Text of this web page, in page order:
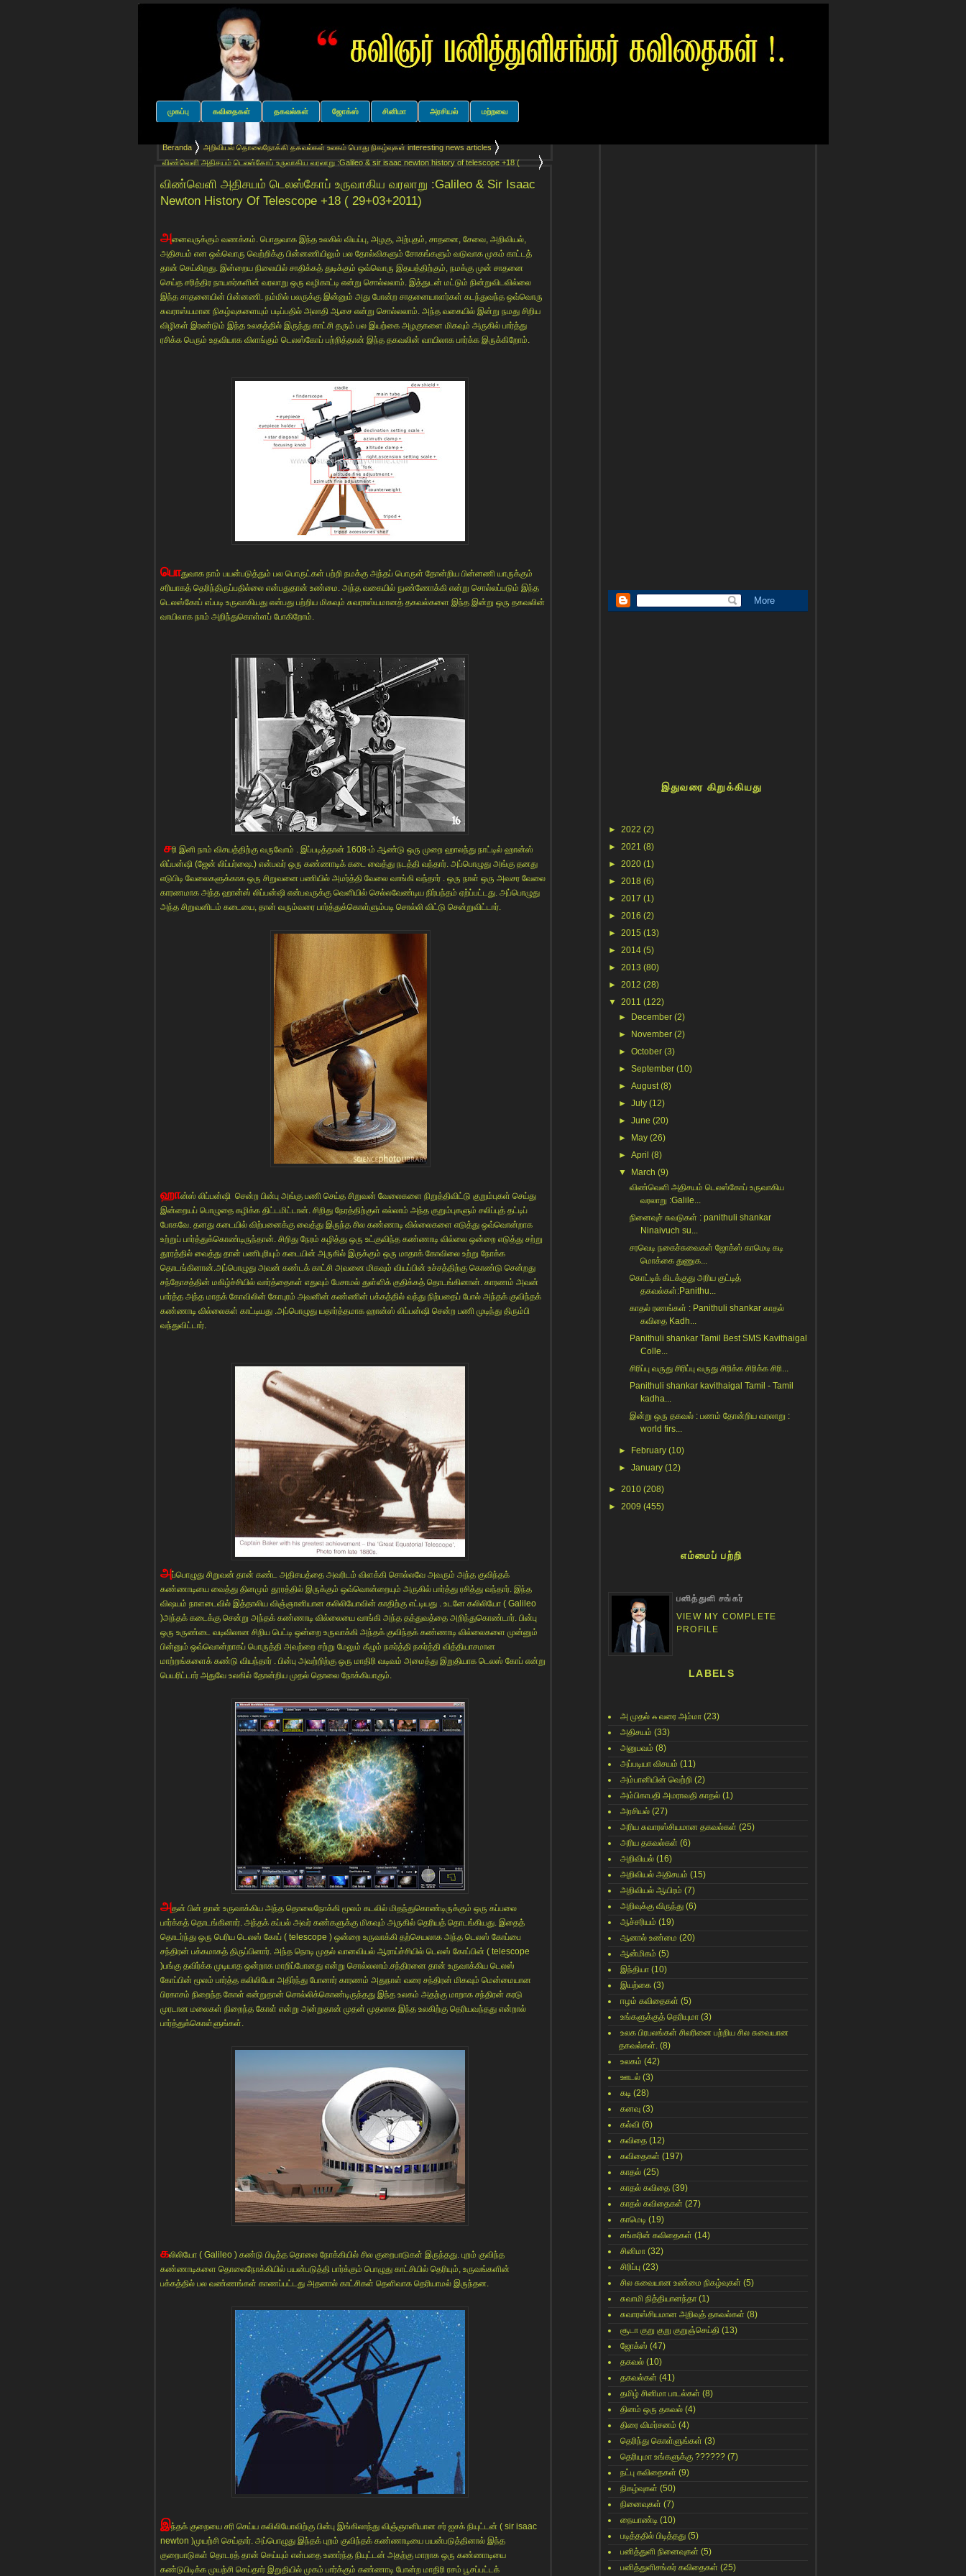
முகப்பு கவிதைகள் தகவல்கள் ஜோக்ஸ் சினிமா அரசியல் மற்றவை
Beranda
அறிவியல் தொலைநோக்கி தகவல்கள் உலகம் பொது நிகழ்வுகள் interesting news articles
விண்வெளி அதிசயம் டெலஸ்கோப் உருவாகிய வரலாறு :Galileo & sir isaac newton history of telescope +18 (
29+03+2011)
விண்வெளி அதிசயம் டெலஸ்கோப் உருவாகிய வரலாறு :Galileo & Sir Isaac
Newton History Of Telescope +18 ( 29+03+2011)
அனைவருக்கும் வணக்கம். பொதுவாக இந்த உலகில் வியப்பு, அழகு, அற்புதம், சாதனை, சேவை, அறிவியல்,
அதிசயம் என ஒவ்வொரு வெற்றிக்கு பின்னணியிலும் பல தோல்விகளும் சோகங்களும் வடுவாக முகம் காட்டத்
தான் செய்கிறது. இன்றைய நிலையில் சாதிக்கத் துடிக்கும் ஒவ்வொரு இதயத்திற்கும், நமக்கு முன் சாதனை
செய்த சரித்திர நாயகர்களின் வரலாறு ஒரு வழிகாட்டி என்று சொல்லலாம். இத்துடன் மட்டும் நின்றுவிடவில்லை
இந்த சாதனையின் பின்னணி. நம்மில் பலருக்கு இன்னும் அது போன்ற சாதனையாளர்கள் கடந்துவந்த ஒவ்வொரு
சுவராஸ்யமான நிகழ்வுகளையும் படிப்பதில் அலாதி ஆசை என்று சொல்லலாம். அந்த வகையில் இன்று நமது சிறிய
விழிகள் இரண்டும் இந்த உலகத்தில் இருந்து காட்சி தரும் பல இயற்கை அழகுகளை மிகவும் அருகில் பார்த்து
ரசிக்க பெரும் உதவியாக விளங்கும் டெலஸ்கோப் பற்றித்தான் இந்த தகவலின் வாயிலாக பார்க்க இருக்கிறோம்.
பொதுவாக நாம் பயன்படுத்தும் பல பொருட்கள் பற்றி நமக்கு அந்தப் பொருள் தோன்றிய பின்னணி யாருக்கும்
சரியாகத் தெரிந்திருப்பதில்லை என்பதுதான் உண்மை. அந்த வகையில் நுண்ணோக்கி என்று சொல்லப்படும் இந்த
டெலஸ்கோப் எப்படி உருவாகியது என்பது பற்றிய மிகவும் சுவராஸ்யமானத் தகவல்களை இந்த இன்று ஒரு தகவலின்
வாயிலாக நாம் அறிந்துகொள்ளப் போகிறோம்.
சரி இனி நாம் விசயத்திற்கு வருவோம் . இப்படித்தான் 1608-ம் ஆண்டு ஒரு முறை ஹாலந்து நாட்டில் ஹான்ஸ்
லிப்பன்ஷி (ஜேன் லிப்பர்ஷை.) என்பவர் ஒரு கண்ணாடிக் கடை வைத்து நடத்தி வந்தார். அப்பொழுது அங்கு தனது
எடுபிடி வேலைகளுக்காக ஒரு சிறுவனை பணியில் அமர்த்தி வேலை வாங்கி வந்தார் . ஒரு நாள் ஒரு அவசர வேலை
காரணமாக அந்த ஹான்ஸ் லிப்பன்ஷி என்பவருக்கு வெளியில் செல்லவேண்டிய நிர்பந்தம் ஏற்ப்பட்டது. அப்பொழுது
அந்த சிறுவனிடம் கடையை, தான் வரும்வரை பார்த்துக்கொள்ளும்படி சொல்லி விட்டு சென்றுவிட்டார்.
ஹான்ஸ் லிப்பன்ஷி சென்ற பின்பு அங்கு பணி செய்த சிறுவன் வேலைகளை நிறுத்திவிட்டு குறும்புகள் செய்து
இன்றையப் பொழுதை கழிக்க திட்டமிட்டான். சிறிது நேரத்திற்குள் எல்லாம் அந்த குறும்புகளும் சலிப்புத் தட்டிப்
போகவே. தனது கடையில் விற்பனைக்கு வைத்து இருந்த சில கண்ணாடி வில்லைகளை எடுத்து ஒவ்வொன்றாக
உற்றுப் பார்த்துக்கொண்டிருந்தான். சிறிது நேரம் கழித்து ஒரு உட்குவிந்த கண்ணாடி வில்லை ஒன்றை எடுத்து சற்று
தூரத்தில் வைத்து தான் பணிபுரியும் கடையின் அருகில் இருக்கும் ஒரு மாதாக் கோவிலை உற்று நோக்க
தொடங்கினான்.அப்பொழுது அவன் கண்டக் காட்சி அவனை மிகவும் வியப்பின் உச்சத்திற்கு கொண்டு சென்றது
சந்தோசத்தின் மகிழ்ச்சியில் வார்த்தைகள் எதுவும் பேசாமல் துள்ளிக் குதிக்கத் தொடங்கினான். காரணம் அவன்
பார்த்த அந்த மாதக் கோவிலின் கோபுரம் அவனின் கண்ணின் பக்கத்தில் வந்து நிற்பதைப் போல் அந்தக் குவிந்தக்
கண்ணாடி வில்லைகள் காட்டியது .அப்பொழுது யதார்த்தமாக ஹான்ஸ் லிப்பன்ஷி சென்ற பணி முடிந்து திரும்பி
வந்துவிட்டார்.
அப்பொழுது சிறுவன் தான் கண்ட அதிசயத்தை அவரிடம் விளக்கி சொல்லவே அவரும் அந்த குவிந்தக்
கண்ணாடியை வைத்து தினமும் தூரத்தில் இருக்கும் ஒவ்வொன்றையும் அருகில் பார்த்து ரசித்து வந்தார். இந்த
விஷயம் நாளடைவில் இத்தாலிய விஞ்ஞானியான கலிலியோவின் காதிற்கு எட்டியது . உடனே கலிலியோ ( Galileo
)அந்தக் கடைக்கு சென்று அந்தக் கண்ணாடி வில்லையை வாங்கி அந்த தத்துவத்தை அறிந்துகொண்டார். பின்பு
ஒரு உருண்டை வடிவிலான சிறிய பெட்டி ஒன்றை உருவாக்கி அந்தக் குவிந்தக் கண்ணாடி வில்லைகளை முன்னும்
பின்னும் ஒவ்வொன்றாகப் பொருத்தி அவற்றை சற்று மேலும் கீழும் நகர்த்தி நகர்த்தி வித்தியாசமான
மாற்றங்களைக் கண்டு வியந்தார் . பின்பு அவற்றிற்கு ஒரு மாதிரி வடிவம் அமைத்து இறுதியாக டெலஸ் கோப் என்று
பெயரிட்டார் அதுவே உலகில் தோன்றிய முதல் தொலை நோக்கியாகும்.
அதன் பின் தான் உருவாக்கிய அந்த தொலைநோக்கி மூலம் கடலில் மிதந்துகொண்டிருக்கும் ஒரு கப்பலை
பார்க்கத் தொடங்கினார். அந்தக் கப்பல் அவர் கண்களுக்கு மிகவும் அருகில் தெரியத் தொடங்கியது. இதைத்
தொடர்ந்து ஒரு பெரிய டெலஸ் கோப் ( telescope ) ஒன்றை உருவாக்கி தற்செயலாக அந்த டெலஸ் கோப்பை
சந்திரன் பக்கமாகத் திருப்பினார். அந்த நொடி முதல் வானவியல் ஆராய்ச்சியில் டெலஸ் கோப்பின் ( telescope
)பங்கு தவிர்க்க முடியாத ஒன்றாக மாறிப்போனது என்று சொல்லலாம்.சந்திரனை தான் உருவாக்கிய டெலஸ்
கோப்பின் மூலம் பார்த்த கலிலியோ அதிர்ந்து போனார் காரணம் அதுநாள் வரை சந்திரன் மிகவும் மென்மையான
பிரகாசம் நிறைந்த கோள் என்றுதான் சொல்லிக்கொண்டிருந்தது இந்த உலகம் அதற்கு மாறாக சந்திரன் கரடு
முரடான மலைகள் நிறைந்த கோள் என்று அன்றுதான் முதன் முதலாக இந்த உலகிற்கு தெரியவந்தது என்றால்
பார்த்துக்கொள்ளுங்கள்.
கலிலியோ ( Galileo ) கண்டு பிடித்த தொலை நோக்கியில் சில குறைபாடுகள் இருந்தது. புறம் குவிந்த
கண்ணாடிகளை தொலைநோக்கியில் பயன்படுத்தி பார்க்கும் பொழுது காட்சியில் தெரியும், உருவங்களின்
பக்கத்தில் பல வண்ணங்கள் காணப்பட்டது அதனால் காட்சிகள் தெளிவாக தெரியாமல் இருந்தன.
இந்தக் குறையை சரி செய்ய கலிலியோவிற்கு பின்பு இங்கிலாந்து விஞ்ஞானியான சர் ஐசக் நியுட்டன் ( sir isaac
newton )முயற்சி செய்தார். அப்பொழுது இந்தக் புறம் குவிந்தக் கண்ணாடியை பயன்படுத்தினால் இந்த
குறைபாடுகள் தொடரத் தான் செய்யும் என்பதை உணர்ந்த நியுட்டன் அதற்கு மாறாக ஒரு கண்ணாடியை
கண்டுபிடிக்க முயற்சி செய்தார் இறுதியில் முகம் பார்க்கும் கண்ணாடி போன்ற மாதிரி ரசம் பூசப்பட்டக்
இதுவரை கிறுக்கியது
► 2022 (2)
► 2021 (8)
► 2020 (1)
► 2018 (6)
► 2017 (1)
► 2016 (2)
► 2015 (13)
► 2014 (5)
► 2013 (80)
► 2012 (28)
▼ 2011 (122)
►
December (2)
►
November (2)
►October (3)
►September (10)
►August (8)
►July (12)
►June (20)
►
May (26)
►April (8)
▼
March (9)
விண்வெளி அதிசயம் டெலஸ்கோப் உருவாகிய
வரலாறு :Galile...
நினைவுச் சுவடுகள் : panithuli shankar
Ninaivuch su...
சரவெடி நகைச்சுவைகள் ஜோக்ஸ் காமெடி கடி
மொக்கை துணுக...
கொட்டிக் கிடக்குது அரிய குட்டித்
தகவல்கள்:Panithu...
காதல் ரணங்கள் : Panithuli shankar காதல்
கவிதை Kadh...
Panithuli shankar Tamil Best SMS Kavithaigal
Colle...
சிரிப்பு வருது சிரிப்பு வருது சிரிக்க சிரிக்க சிரி...
Panithuli shankar kavithaigal Tamil - Tamil
kadha...
இன்று ஒரு தகவல் : பணம் தோன்றிய வரலாறு :
world firs...
► February (10)
►January (12)
► 2010 (208)
► 2009 (455)
எம்மைப் பற்றி
பனித்துளி சங்கர்
VIEW MY COMPLETE
PROFILE
LABELS
அ முதல் ஃ வரை அம்மா (23)
அதிசயம் (33)
அனுபவம் (8)
அப்படியா விசயம் (11)
அம்பானியின் வெற்றி (2)
அம்பிகாபதி அமராவதி காதல் (1)
அரசியல் (27)
அரிய சுவாரஸ்சியமான தகவல்கள் (25)
அரிய தகவல்கள் (6)
அறிவியல் (16)
அறிவியல் அதிசயம் (15)
அறிவியல் ஆயிரம் (7)
அறிவுக்கு விருந்து (6)
ஆச்சரியம் (19)
ஆனால் உண்மை (20)
ஆன்மிகம் (5)
இந்தியா (10)
இயற்கை (3)
ஈழம் கவிதைகள் (5)
உங்களுக்குத் தெரியுமா (3)
உலக பிரபலங்கள் சிலரினை பற்றிய சில சுவையான
தகவல்கள். (8)
உலகம் (42)
ஊடல் (3)
கடி (28)
கனவு (3)
கல்வி (6)
கவிதை (12)
கவிதைகள் (197)
காதல் (25)
காதல் கவிதை (39)
காதல் கவிதைகள் (27)
காமெடி (19)
சங்கரின் கவிதைகள் (14)
சினிமா (32)
சிரிப்பு (23)
சில சுவையான உண்மை நிகழ்வுகள் (5)
சுவாமி நித்தியானந்தா (1)
சுவாரஸ்சியமான அறிவுத் தகவல்கள் (8)
சூடா குறு குறு குறுஞ்செய்தி (13)
ஜோக்ஸ் (47)
தகவல் (10)
தகவல்கள் (41)
தமிழ் சினிமா பாடல்கள் (8)
தினம் ஒரு தகவல் (4)
திரை விமர்சனம் (4)
தெரிந்து கொள்ளுங்கள் (3)
தெரியுமா உங்களுக்கு ?????? (7)
நட்பு கவிதைகள் (9)
நிகழ்வுகள் (50)
நினைவுகள் (7)
நையாண்டி (10)
படித்ததில் பிடித்தது (5)
பனித்துளி நினைவுகள் (5)
பனித்துளிசங்கர் கவிதைகள் (25)